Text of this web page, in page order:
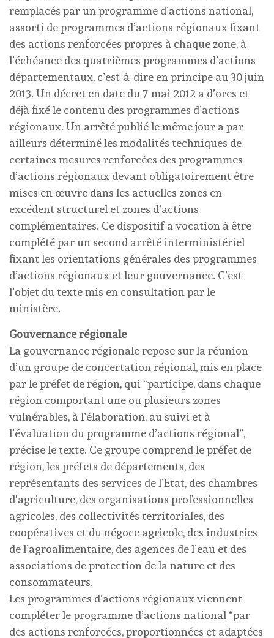
remplacés par un programme d’actions national,
assorti de programmes d’actions régionaux fixant
des actions renforcées propres à chaque zone, à
l’échéance des quatrièmes programmes d’actions
départementaux, c’est-à-dire en principe au 30 juin
2013. Un décret en date du 7 mai 2012 a d’ores et
déjà fixé le contenu des programmes d’actions
régionaux. Un arrêté publié le même jour a par
ailleurs déterminé les modalités techniques de
certaines mesures renforcées des programmes
d’actions régionaux devant obligatoirement être
mises en œuvre dans les actuelles zones en
excédent structurel et zones d’actions
complémentaires. Ce dispositif a vocation à être
complété par un second arrêté interministériel
fixant les orientations générales des programmes
d’actions régionaux et leur gouvernance. C’est
l’objet du texte mis en consultation par le
ministère.
Gouvernance régionale
La gouvernance régionale repose sur la réunion
d’un groupe de concertation régional, mis en place
par le préfet de région, qui “participe, dans chaque
région comportant une ou plusieurs zones
vulnérables, à l’élaboration, au suivi et à
l’évaluation du programme d’actions régional”,
précise le texte. Ce groupe comprend le préfet de
région, les préfets de départements, des
représentants des services de l’Etat, des chambres
d’agriculture, des organisations professionnelles
agricoles, des collectivités territoriales, des
coopératives et du négoce agricole, des industries
de l’agroalimentaire, des agences de l’eau et des
associations de protection de la nature et des
consommateurs.
Les programmes d’actions régionaux viennent
compléter le programme d’actions national “par
des actions renforcées, proportionnées et adaptées